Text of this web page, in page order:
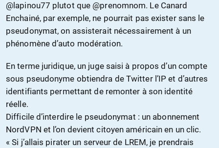
@lapinou77 plutot que @prenomnom. Le Canard
Enchainé, par exemple, ne pourrait pas exister sans le
pseudonymat, on assisterait nécessairement à un
phénomène d’auto modération.
En terme juridique, un juge saisi à propos d’un compte
sous pseudonyme obtiendra de Twitter l’IP et d’autres
identifiants permettant de remonter à son identité
réelle.
Difficile d’interdire le pseudonymat : un abonnement
NordVPN et l’on devient citoyen américain en un clic.
« Si j’allais pirater un serveur de LREM, je prendrais